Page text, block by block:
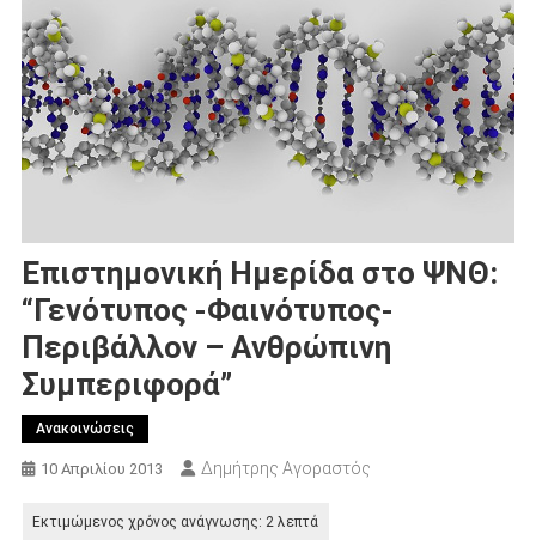
Επιστημονική Ημερίδα στο ΨΝΘ:
“Γενότυπος -Φαινότυπος-
Περιβάλλον – Ανθρώπινη
Συμπεριφορά”
Ανακοινώσεις
10 Απριλίου 2013 Δημήτρης Αγοραστός